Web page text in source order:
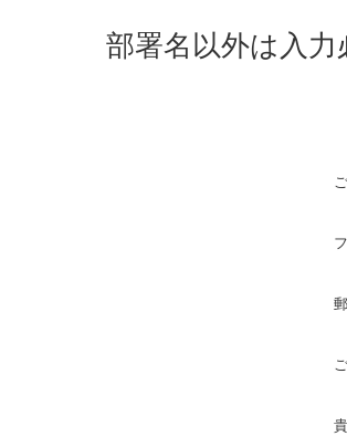
部署名以外は入